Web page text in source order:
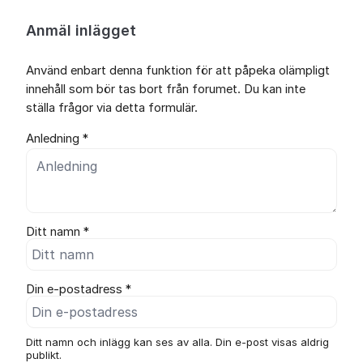
Anmäl inlägget
Använd enbart denna funktion för att påpeka olämpligt
innehåll som bör tas bort från forumet. Du kan inte
ställa frågor via detta formulär.
Anledning *
Ditt namn *
Din e-postadress *
Ditt namn och inlägg kan ses av alla. Din e-post visas aldrig
publikt.